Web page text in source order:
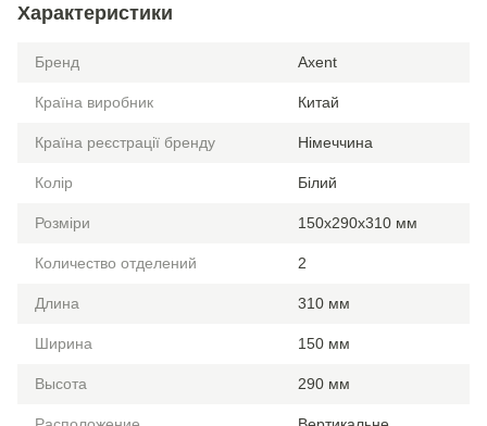
Характеристики
Бренд Axent
Країна виробник Китай
Країна реєстрації бренду Німеччина
Колір Білий
Розміри 150x290x310 мм
Количество отделений 2
Длина 310 мм
Ширина 150 мм
Высота 290 мм